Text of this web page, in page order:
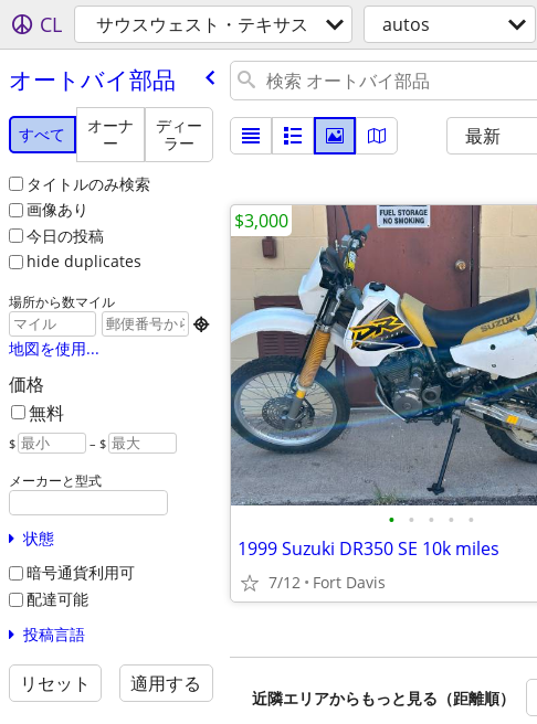
CL サウスウェスト・テキサス autos
オートバイ部品
すべて
オーナ
ー
ディー
ラー
タイトルのみ検索
画像あり
今日の投稿
hide duplicates
場所から数マイル

地図を使用...
価格
無料
$ – $
メーカーと型式
状態
暗号通貨利用可
配達可能
投稿言語
リセット 適用する
最新
• • • • •
1999 Suzuki DR350 SE 10k miles
7/12 Fort Davis
$3,000
近隣エリアからもっと見る（距離順）